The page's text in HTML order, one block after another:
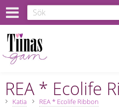
REA * Ecolife
Katia REA * Ecolife Ribbon